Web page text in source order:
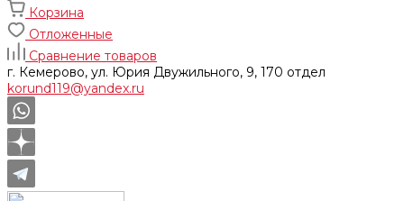
Корзина
Отложенные
Сравнение товаров
г. Кемерово, ул. Юрия Двужильного, 9, 170 отдел
korund119@yandex.ru